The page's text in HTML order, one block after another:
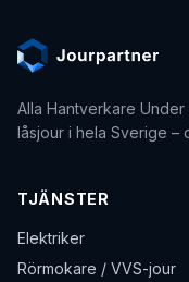
Alla Hantverkare Under
låsjour i hela Sverige –
TJÄNSTER
Elektriker
Rörmokare / VVS-jour